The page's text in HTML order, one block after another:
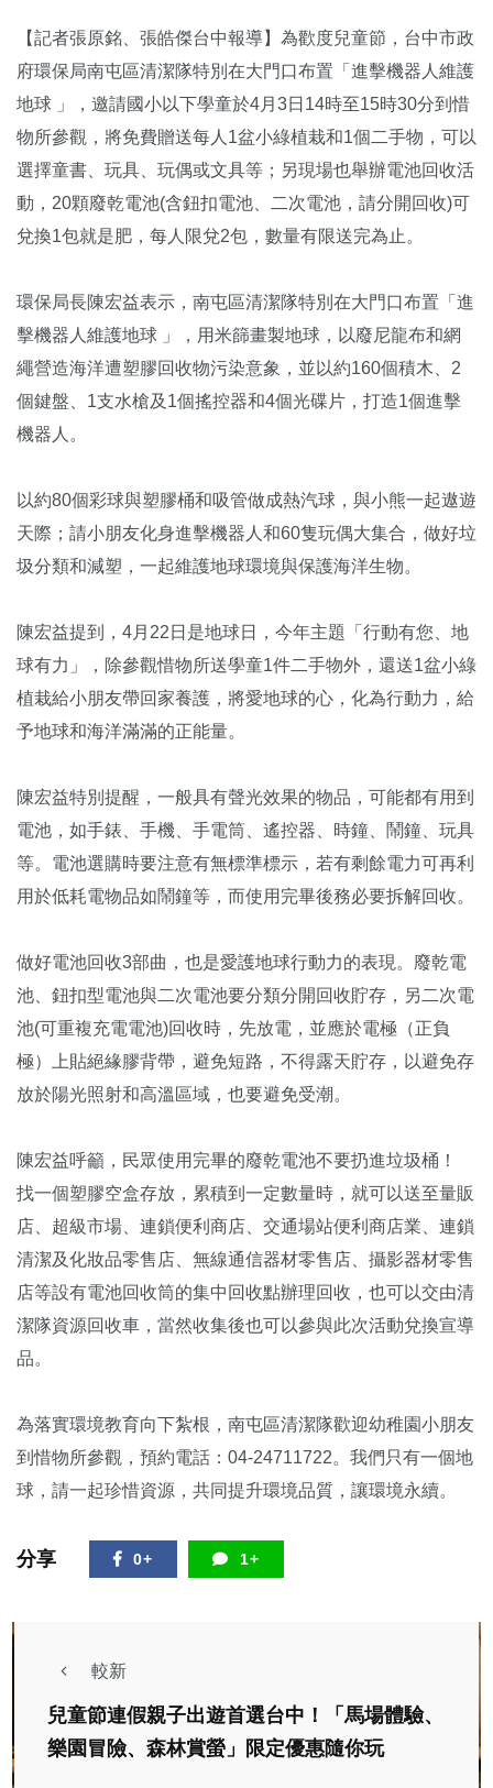
【記者張原銘、張皓傑台中報導】為歡度兒童節，台中市政
府環保局南屯區清潔隊特別在大門口布置「進擊機器人維護
地球 」，邀請國小以下學童於4月3日14時至15時30分到惜
物所參觀，將免費贈送每人1盆小綠植栽和1個二手物，可以
選擇童書、玩具、玩偶或文具等；另現場也舉辦電池回收活
動，20顆廢乾電池(含鈕扣電池、二次電池，請分開回收)可
兌換1包就是肥，每人限兌2包，數量有限送完為止。
環保局長陳宏益表示，南屯區清潔隊特別在大門口布置「進
擊機器人維護地球 」，用米篩畫製地球，以廢尼龍布和網
繩營造海洋遭塑膠回收物污染意象，並以約160個積木、2
個鍵盤、1支水槍及1個搖控器和4個光碟片，打造1個進擊
機器人。
以約80個彩球與塑膠桶和吸管做成熱汽球，與小熊一起遨遊
天際；請小朋友化身進擊機器人和60隻玩偶大集合，做好垃
圾分類和減塑，一起維護地球環境與保護海洋生物。
陳宏益提到，4月22日是地球日，今年主題「行動有您、地
球有力」，除參觀惜物所送學童1件二手物外，還送1盆小綠
植栽給小朋友帶回家養護，將愛地球的心，化為行動力，給
予地球和海洋滿滿的正能量。
陳宏益特別提醒，一般具有聲光效果的物品，可能都有用到
電池，如手錶、手機、手電筒、遙控器、時鐘、鬧鐘、玩具
等。電池選購時要注意有無標準標示，若有剩餘電力可再利
用於低耗電物品如鬧鐘等，而使用完畢後務必要拆解回收。
做好電池回收3部曲，也是愛護地球行動力的表現。廢乾電
池、鈕扣型電池與二次電池要分類分開回收貯存，另二次電
池(可重複充電電池)回收時，先放電，並應於電極（正負
極）上貼絕緣膠背帶，避免短路，不得露天貯存，以避免存
放於陽光照射和高溫區域，也要避免受潮。
陳宏益呼籲，民眾使用完畢的廢乾電池不要扔進垃圾桶！
找一個塑膠空盒存放，累積到一定數量時，就可以送至量販
店、超級市場、連鎖便利商店、交通場站便利商店業、連鎖
清潔及化妝品零售店、無線通信器材零售店、攝影器材零售
店等設有電池回收筒的集中回收點辦理回收，也可以交由清
潔隊資源回收車，當然收集後也可以參與此次活動兌換宣導
品。
為落實環境教育向下紮根，南屯區清潔隊歡迎幼稚園小朋友
到惜物所參觀，預約電話：04-24711722。我們只有一個地
球，請一起珍惜資源，共同提升環境品質，讓環境永續。
分享 0+ 1+
較新
兒童節連假親子出遊首選台中！「馬場體驗、
樂園冒險、森林賞螢」限定優惠隨你玩